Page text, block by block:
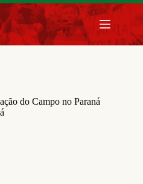
do Campo no Paraná